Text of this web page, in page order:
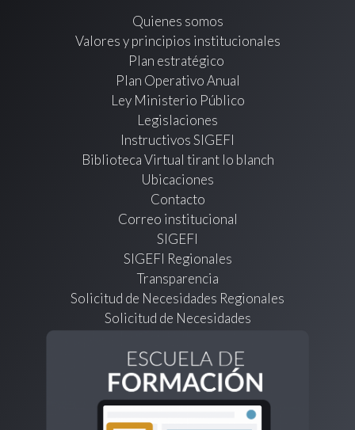
Quienes somos
Valores y principios institucionales
Plan estratégico
Plan Operativo Anual
Ley Ministerio Público
Legislaciones
Instructivos SIGEFI
Biblioteca Virtual tirant lo blanch
Ubicaciones
Contacto
Correo institucional
SIGEFI
SIGEFI Regionales
Transparencia
Solicitud de Necesidades Regionales
Solicitud de Necesidades